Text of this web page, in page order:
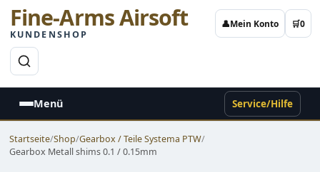
Fine-Arms Airsoft
KUNDENSHOP
👤Mein Konto 🛒0
Menü Service/Hilfe
Startseite/Shop/Gearbox / Teile Systema PTW/
Gearbox Metall shims 0.1 / 0.15mm